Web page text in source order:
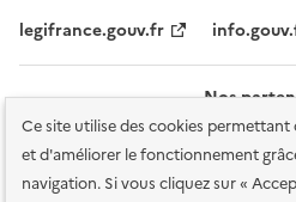
Ce site utilise des cookies permettant
et d'améliorer le fonctionnement
navigation. Si vous cliquez sur «
legifrance.gouv.fr
Nos